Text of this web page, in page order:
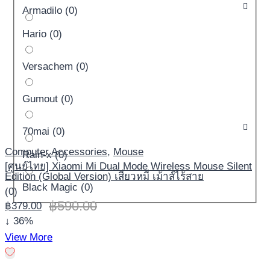
Armadilo (0)
Hario (0)
Versachem (0)
Gumout (0)
70mai (0)
Rain-x (0)
Black Magic (0)
Computer Accessories, Mouse
[ศูนย์ไทย] Xiaomi Mi Dual Mode Wireless Mouse Silent
Edition (Global Version) เสี่ยวหมี่ เม้าส์ไร้สาย
(0)
฿590.00
฿379.00
↓ 36%
View More